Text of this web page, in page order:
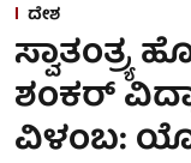
ದೇಶ
ಶಂಕರ್
ವಿಳಂಬ: